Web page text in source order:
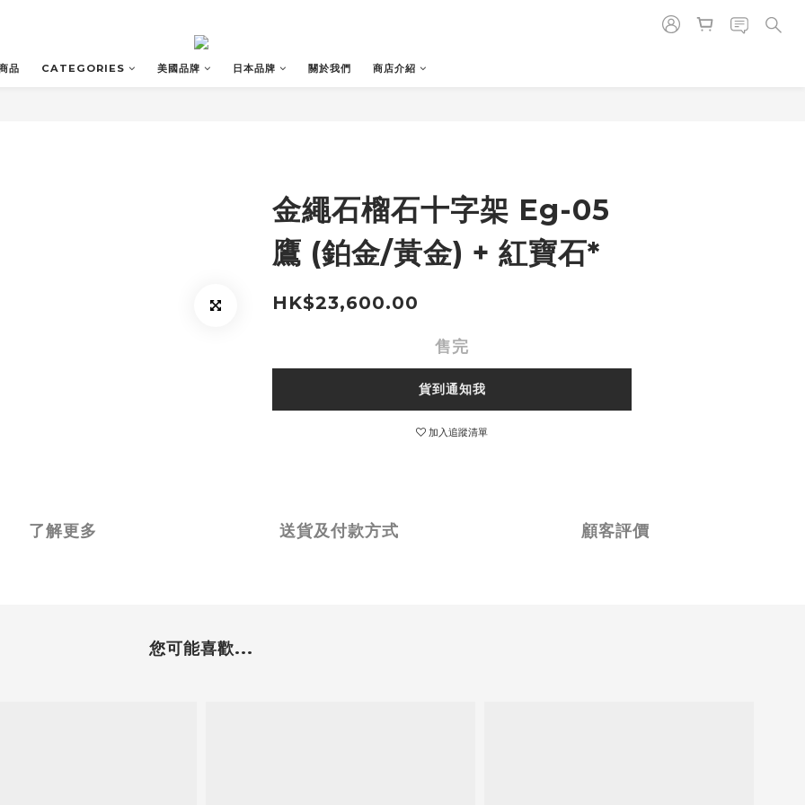
品 CATEGORIES 美國品牌 日本品牌 關於我們 商店介紹
金繩石榴石十字架 Eg-05
鷹 (鉑金/黃金) + 紅寶石*
HK$23,600.00
售完
貨到通知我
加入追蹤清單
了解更多 送貨及付款方式 顧客評價
您可能喜歡...